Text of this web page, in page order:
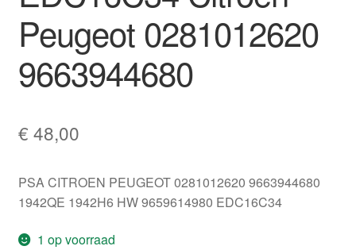
Peugeot 0281012620
9663944680
€ 48,00
PSA CITROEN PEUGEOT 0281012620 9663944680
1942QE 1942H6 HW 9659614980 EDC16C34
1 op voorraad